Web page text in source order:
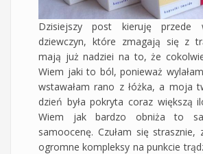
Dzisiejszy post kieruję przede
dziewczyn, które zmagają się z
mają już nadziei na to, że
Wiem jaki to ból, ponieważ
wstawałam rano z łóżka, a moja
dzień była pokryta coraz większą
Wiem jak bardzo obniża to
samoocenę. Czułam się strasznie,
ogromne kompleksy na punkcie